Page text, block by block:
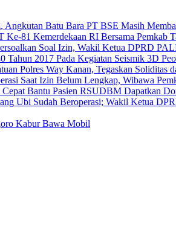
Angkutan Batu Bara PT BSE Masih
81 Kemerdekaan RI Bersama Pemkab
Soal Izin, Wakil Ketua DPRD
Tahun 2017 Pada Kegiatan Seismik 3D
Polres Way Kanan, Tegaskan Soliditas
Saat Izin Belum Lengkap, Wibawa
Bantu Pasien RSUDBM Dapatkan
Ubi Sudah Beroperasi; Wakil Ketua
Kabur Bawa Mobil